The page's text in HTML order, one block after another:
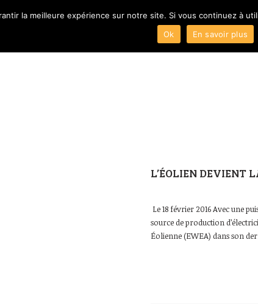
ACCUEIL
L’ÉOLIEN DEVIENT
Le 18 février 2016 Avec une
source de production
Éolienne (EWEA) dans son
la meilleure expérience sur notre site. Si vous continuez à
Ok
En savoir plus